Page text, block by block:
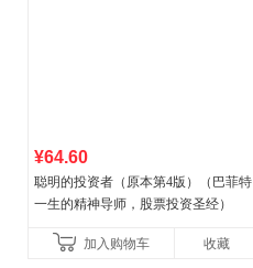
¥64.60
聪明的投资者（原本第4版）（巴菲特
一生的精神导师，股票投资圣经）
加入购物车 收藏